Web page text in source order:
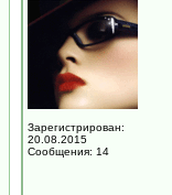
Зарегистрирован:
20.08.2015
Сообщения: 14